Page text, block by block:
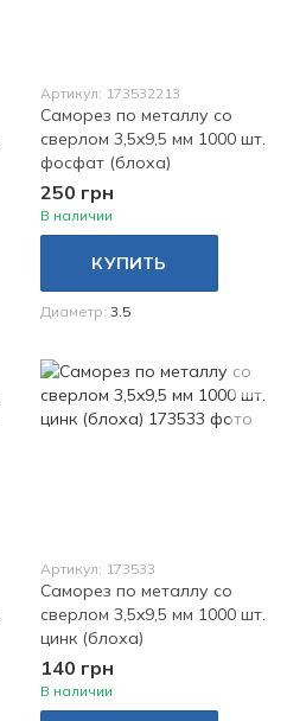
Артикул: 173532213
Саморез по металлу со
сверлом 3,5x9,5 мм 1000 шт.
фосфат (блоха)
250 грн
В наличии
КУПИТЬ
Диаметр 3.5
Артикул: 173533
Саморез по металлу со
сверлом 3,5x9,5 мм 1000 шт.
цинк (блоха)
140 грн
В наличии